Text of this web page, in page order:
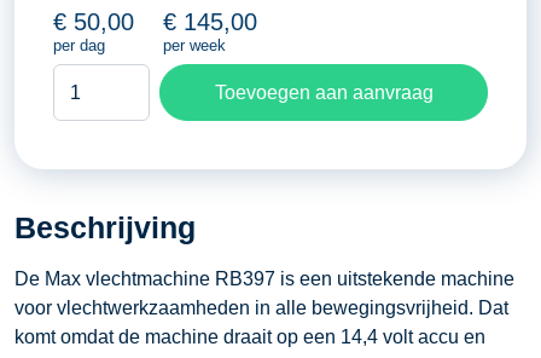
€ 50,00
per dag
€ 145,00
per week
vlechtmachine
Toevoegen aan aanvraag
Beschrijving
De Max vlechtmachine RB397 is een uitstekende machine
voor vlechtwerkzaamheden in alle bewegingsvrijheid. Dat
komt omdat de machine draait op een 14,4 volt accu en